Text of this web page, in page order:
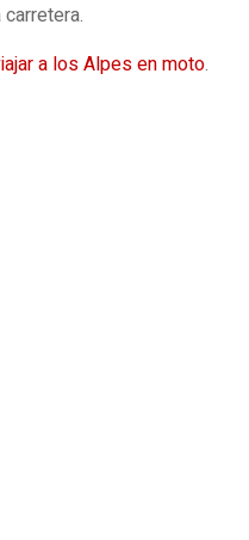
a los Alpes en moto.